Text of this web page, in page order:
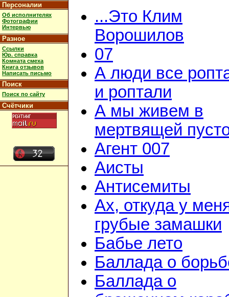
Персоналии
Об исполнителях
Фотографии
Интервью
Разное
Ссылки
Юр. справка
Комната смеха
Книга отзывов
Написать письмо
Поиск
Поиск по сайту
Счётчики
...Это Клим
Ворошилов
07
А люди все
и роптали
А мы живем в
мертвящей
Агент 007
Аисты
Антисемиты
Ах, откуда у
грубые замашки
Бабье лето
Баллада о
Баллада о